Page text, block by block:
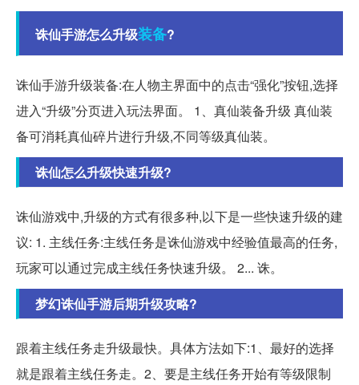
诛仙手游怎么升级装备?
诛仙手游升级装备:在人物主界面中的点击“强化”按钮,选择
进入“升级”分页进入玩法界面。 1、真仙装备升级 真仙装
备可消耗真仙碎片进行升级,不同等级真仙装。
诛仙怎么升级快速升级?
诛仙游戏中,升级的方式有很多种,以下是一些快速升级的建
议: 1. 主线任务:主线任务是诛仙游戏中经验值最高的任务,
玩家可以通过完成主线任务快速升级。 2... 诛。
梦幻诛仙手游后期升级攻略?
跟着主线任务走升级最快。具体方法如下:1、最好的选择
就是跟着主线任务走。2、要是主线任务开始有等级限制